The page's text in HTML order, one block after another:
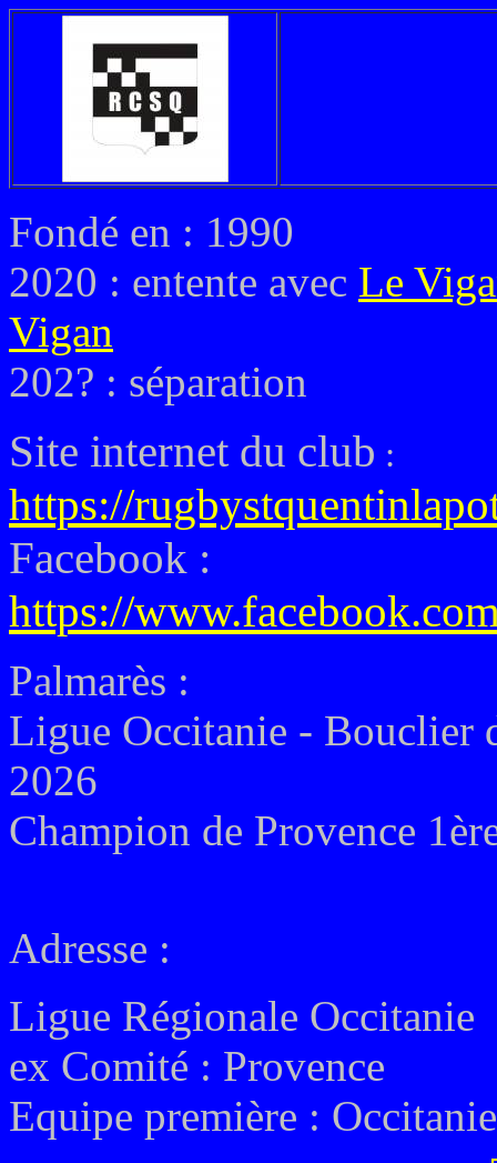
Fondé en : 1990
2020 : entente avec Le
Vigan
202? : séparation
Site internet du club :
https://
Facebook :
https://
Palmarès :
Ligue Occitanie - Bouclier
2026
Champion de Provence
Adresse :
Ligue Régionale Occitanie
ex Comité : Provence
Equipe première : Occitanie